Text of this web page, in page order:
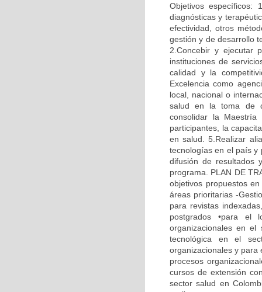
Objetivos específicos:
diagnósticas y
efectividad, otros
gestión y de desarrollo
2.Concebir y ejecutar
instituciones de
calidad y la
Excelencia como
local, nacional o
salud en la toma de
consolidar la Maestría
participantes, la
en salud. 5.Realizar
tecnologías en el país y
difusión de resultados
programa. PLAN DE
objetivos propuestos
áreas prioritarias -
para revistas
postgrados •para el
organizacionales en
tecnológica en el
organizacionales y para
procesos
cursos de extensión
sector salud en